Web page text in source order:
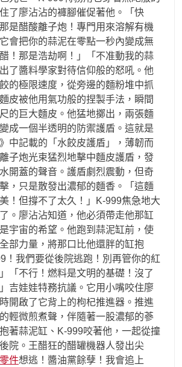
了廖沾沾的褲腳催促著他。「快
是醋酸離子炮！專門用來溶解有機
會把你的蒜泥在零點一秒內變成無
！那是浩劫啊！」「不准動我的蒜
了醬料學家對待信仰般的怒吼。他
的極限速度，從旁邊的麵粉堆中抓
皮被他用氣功般的捏製手法，瞬間
的巨大麵皮。他猛地擲出，兩張麵
成一個半透明的防禦護盾。這就是
中記載的「水餃皮護盾」，薄韌而
子炮光束猛烈地擊中麵皮護盾，發
開蓋的聲音。護盾劇烈震動，但奇
，只是散發出濃郁的麵香。「這麵
！但撐不了太久！」K-999焦急地大
。廖沾沾知道，他必須帶走他那缸
宇宙的希望。他跑到蒜泥缸前，使
部力量，將那口比他還胖的缸抱
！我們要從後院逃跑！別再管你的紅
「不行！燃料是文明的基礎！沒了
吉娃娃特務抗議。它用小嘴咬住廖
開啟了它背上的枸杞推進器。推進
輕微煎煮聲，伴隨著一股濃郁的蔘
著蒜泥缸、K-999咬著他，一起從撞
院。王醋狂的醋罐機器人發出尖
件想逃！醬油黨餘孽！我會追上